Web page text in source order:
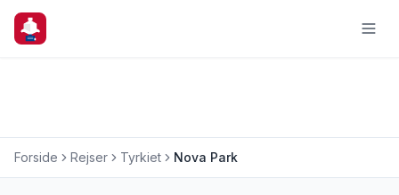
Forside Rejser Tyrkiet Nova Park